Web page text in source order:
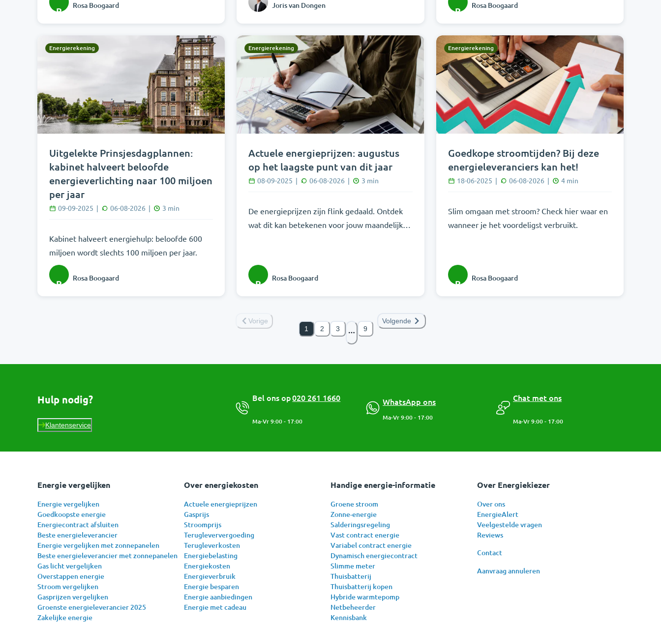
R Rosa Boogaard Joris van Dongen R Rosa Boogaard
Energierekening
Uitgelekte Prinsjesdagplannen:
kabinet halveert beloofde
energieverlichting naar 100 miljoen
per jaar
09-09-2025 | 06-08-2026 | 3 min
Kabinet halveert energiehulp: beloofde 600
miljoen wordt slechts 100 miljoen per jaar.
R Rosa Boogaard
Energierekening
Actuele energieprijzen: augustus
op het laagste punt van dit jaar
08-09-2025 | 06-08-2026 | 3 min
De energieprijzen zijn flink gedaald. Ontdek
wat dit kan betekenen voor jouw maandelijkse
R Rosa Boogaard
Energierekening
Goedkope stroomtijden? Bij deze
energieleveranciers kan het!
18-06-2025 | 06-08-2026 | 4 min
Slim omgaan met stroom? Check hier waar en
wanneer je het voordeligst verbruikt.
R Rosa Boogaard
Vorige
1
2 3 9
Volgende
Hulp nodig?
Klantenservice
Bel ons op020 261 1660
Ma-Vr 9:00 - 17:00
WhatsApp ons
Ma-Vr 9:00 - 17:00
Chat met ons
Ma-Vr 9:00 - 17:00
Energie vergelijken
Energie vergelijken
Goedkoopste energie
Energiecontract afsluiten
Beste energieleverancier
Energie vergelijken met zonnepanelen
Beste energieleverancier met zonnepanelen
Gas licht vergelijken
Overstappen energie
Stroom vergelijken
Gasprijzen vergelijken
Groenste energieleverancier 2025
Zakelijke energie
Over energiekosten
Actuele energieprijzen
Gasprijs
Stroomprijs
Terugleververgoeding
Terugleverkosten
Energiebelasting
Energiekosten
Energieverbruik
Energie besparen
Energie aanbiedingen
Energie met cadeau
Handige energie-informatie
Groene stroom
Zonne-energie
Salderingsregeling
Vast contract energie
Variabel contract energie
Dynamisch energiecontract
Slimme meter
Thuisbatterij
Thuisbatterij kopen
Hybride warmtepomp
Netbeheerder
Kennisbank
Over Energiekiezer
Over ons
EnergieAlert
Veelgestelde vragen
Reviews
Contact
Aanvraag annuleren